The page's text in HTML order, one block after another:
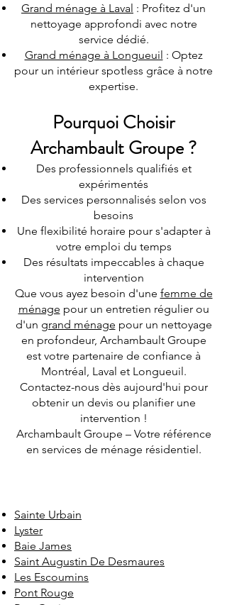
Grand ménage à Laval : Profitez d'un
nettoyage approfondi avec notre
service dédié.
Grand ménage à Longueuil : Optez
pour un intérieur spotless grâce à notre
expertise.
Pourquoi Choisir
Archambault Groupe ?
Des professionnels qualifiés et
expérimentés
Des services personnalisés selon vos
besoins
Une flexibilité horaire pour s'adapter à
votre emploi du temps
Des résultats impeccables à chaque
intervention
Que vous ayez besoin d'une femme de
ménage pour un entretien régulier ou
d'un grand ménage pour un nettoyage
en profondeur, Archambault Groupe
est votre partenaire de confiance à
Montréal, Laval et Longueuil.
Contactez-nous dès aujourd'hui pour
obtenir un devis ou planifier une
intervention !
Archambault Groupe – Votre référence
en services de ménage résidentiel.
Sainte Urbain
Lyster
Baie James
Saint Augustin De Desmaures
Les Escoumins
Pont Rouge